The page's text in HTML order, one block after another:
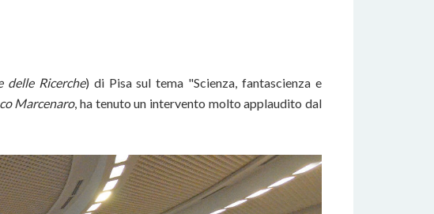
delle Ricerche) di Pisa sul tema "Scienza, fantascienza e
Marcenaro, ha tenuto un intervento molto applaudito dal